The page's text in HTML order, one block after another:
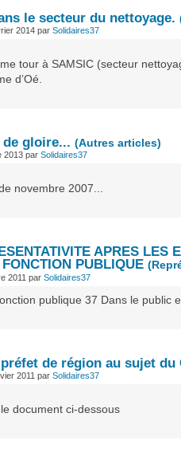
le secteur du nettoyage.
2014 par Solidaires37
tour à SAMSIC (secteur
d’Oé.
de gloire... (Autres articles)
2013 par Solidaires37
novembre 2007...
APRES LES
PUBLIQUE
2011 par Solidaires37
publique 37 Dans le public
de région au sujet du
2011 par Solidaires37
le document ci-dessous